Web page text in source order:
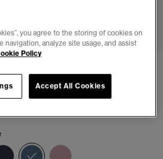
selezionato
you agree to the storing of cookies on
navigation, analyze site usage, and assist
Policy
Accept All Cookies